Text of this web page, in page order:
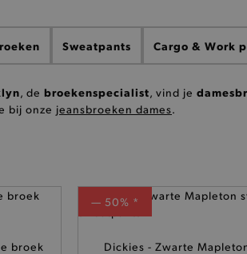
Sweatpants Cargo & Work
, de broekenspecialist, vind je
bij onze jeansbroeken dames.
broek
— 50% *
Dickies - Zwarte